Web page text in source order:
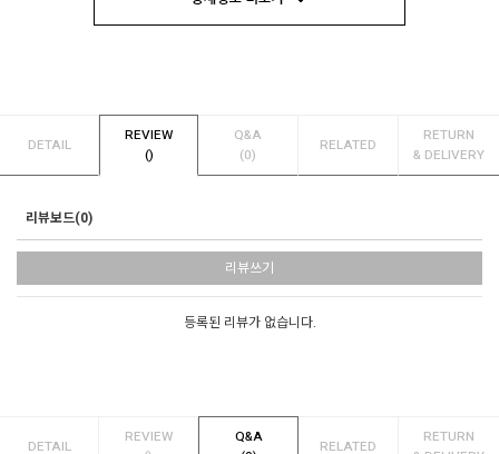
DETAIL
REVIEW
()
Q&A
(0)
RELATED
RETURN
& DELIVERY
리뷰보드(0)
리뷰쓰기
등록된 리뷰가 없습니다.
DETAIL
REVIEW
Q&A
RELATED
RETURN